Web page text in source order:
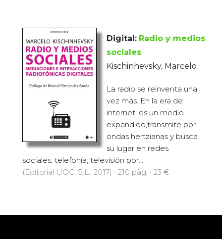
Digital: Radio y medios
sociales
Kischinhevsky, Marcelo
La radio se reinventa una
vez más. En la era de
internet, es un medio
expandido,transmite por
ondas hertzianas y busca
su lugar en redes
sociales, telefonía, televisión por...
(Editorial UOC, S.L., 2017) · 210 pàg. · 23 €